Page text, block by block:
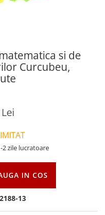
si de
Curcubeu,
2 zile lucratoare
IN COS
13